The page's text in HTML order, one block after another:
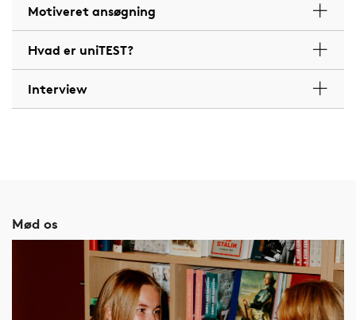
Motiveret ansøgning
Hvad er uniTEST?
Interview
Mød os